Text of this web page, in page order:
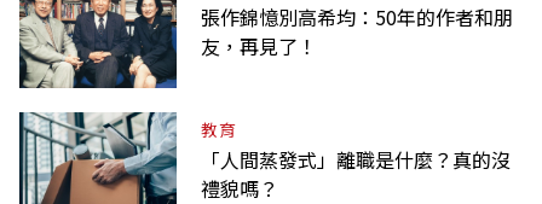
張作錦憶別高希均：50年的作者和朋
友，再見了！
教育
「人間蒸發式」離職是什麼？真的沒
禮貌嗎？